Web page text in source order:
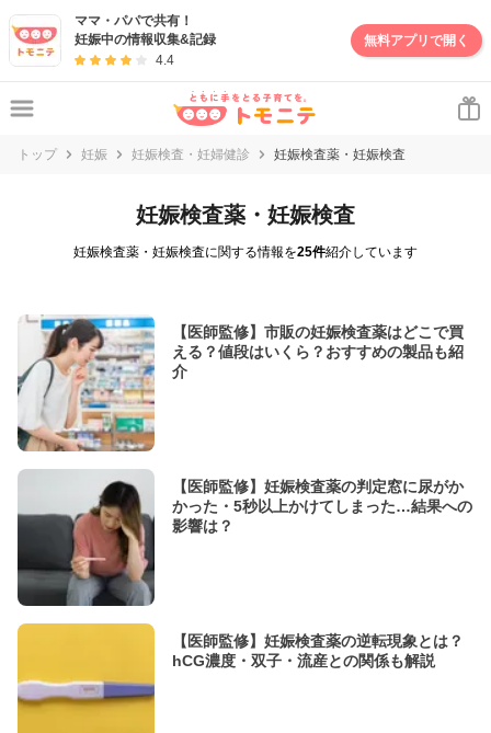
ママ・パパで共有！
妊娠中の情報収集&記録
4.4
無料アプリで開く
トップ 妊娠 妊娠検査・妊婦健診 妊娠検査薬・妊娠検査
妊娠検査薬・妊娠検査
妊娠検査薬・妊娠検査に関する情報を25件紹介しています
【医師監修】市販の妊娠検査薬はどこで買
える？値段はいくら？おすすめの製品も紹
介
【医師監修】妊娠検査薬の判定窓に尿がか
かった・5秒以上かけてしまった…結果への
影響は？
【医師監修】妊娠検査薬の逆転現象とは？
hCG濃度・双子・流産との関係も解説